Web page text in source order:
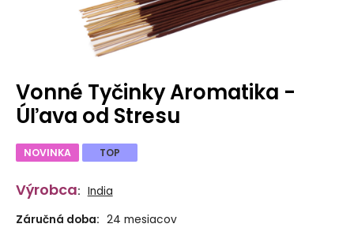
Vonné Tyčinky Aromatika -
Úľava od Stresu
NOVINKA TOP
Výrobca: India
Záručná doba: 24 mesiacov